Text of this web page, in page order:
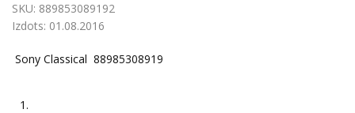
SKU: 889853089192
Izdots: 01.08.2016
Sony Classical 88985308919
1.